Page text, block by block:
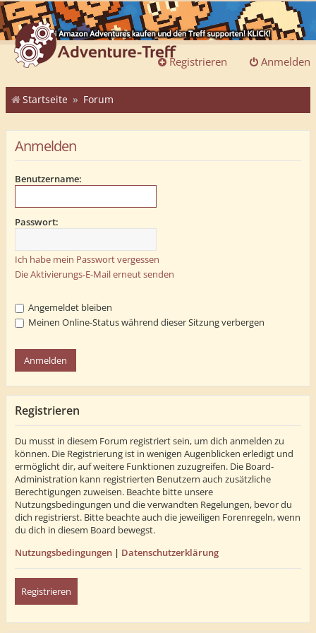
Anmelden
Registrieren
Startseite Forum
Anmelden
Benutzername:
Passwort:
Ich habe mein Passwort vergessen
Die Aktivierungs-E-Mail erneut senden
Angemeldet bleiben
Meinen Online-Status während dieser Sitzung verbergen
Registrieren
Du musst in diesem Forum registriert sein, um dich anmelden zu
können. Die Registrierung ist in wenigen Augenblicken erledigt und
ermöglicht dir, auf weitere Funktionen zuzugreifen. Die Board-
Administration kann registrierten Benutzern auch zusätzliche
Berechtigungen zuweisen. Beachte bitte unsere
Nutzungsbedingungen und die verwandten Regelungen, bevor du
dich registrierst. Bitte beachte auch die jeweiligen Forenregeln, wenn
du dich in diesem Board bewegst.
Nutzungsbedingungen | Datenschutzerklärung
Registrieren